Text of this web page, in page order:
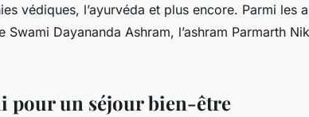
védiques, l’ayurvéda et plus encore. Parmi les
Dayananda Ashram, l’ashram Parmarth
pour un séjour bien-être